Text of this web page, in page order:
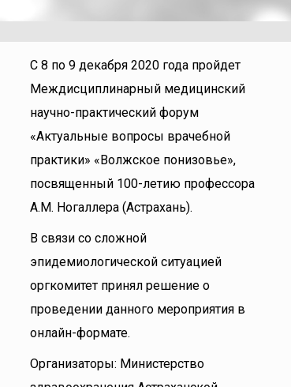
С 8 по 9 декабря 2020 года пройдет
Междисциплинарный медицинский
научно-практический форум
«Актуальные вопросы врачебной
практики» «Волжское понизовье»,
посвященный 100-летию профессора
А.М. Ногаллера (Астрахань).
В связи со сложной
эпидемиологической ситуацией
оргкомитет принял решение о
проведении данного мероприятия в
онлайн-формате.
Организаторы: Министерство